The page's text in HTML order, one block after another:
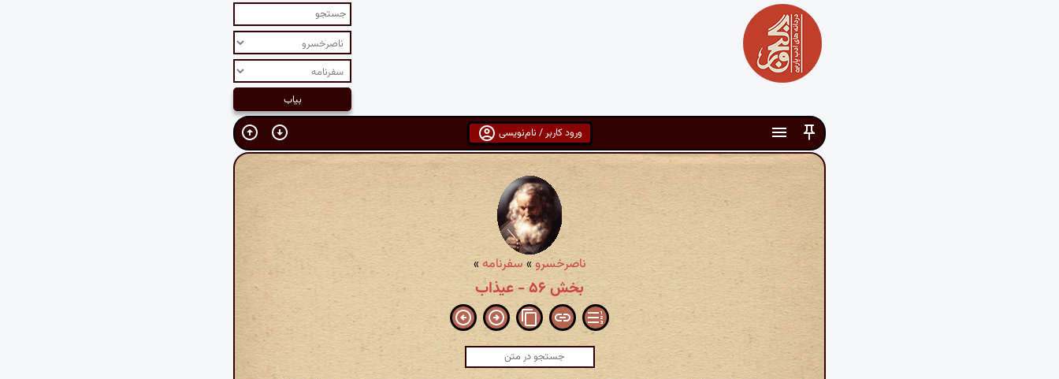
ورود کاربر / نام‌نویسی
ناصرخسرو» سفرنامه»
بخش ۵۶ - عیذاب